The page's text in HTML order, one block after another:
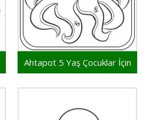
Ahtapot 5 Yaş Çocuklar İçin